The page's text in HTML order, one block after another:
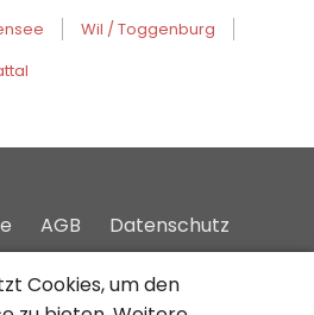
Wil / Toggenburg
AGB
Datenschutz
Cookies, um den